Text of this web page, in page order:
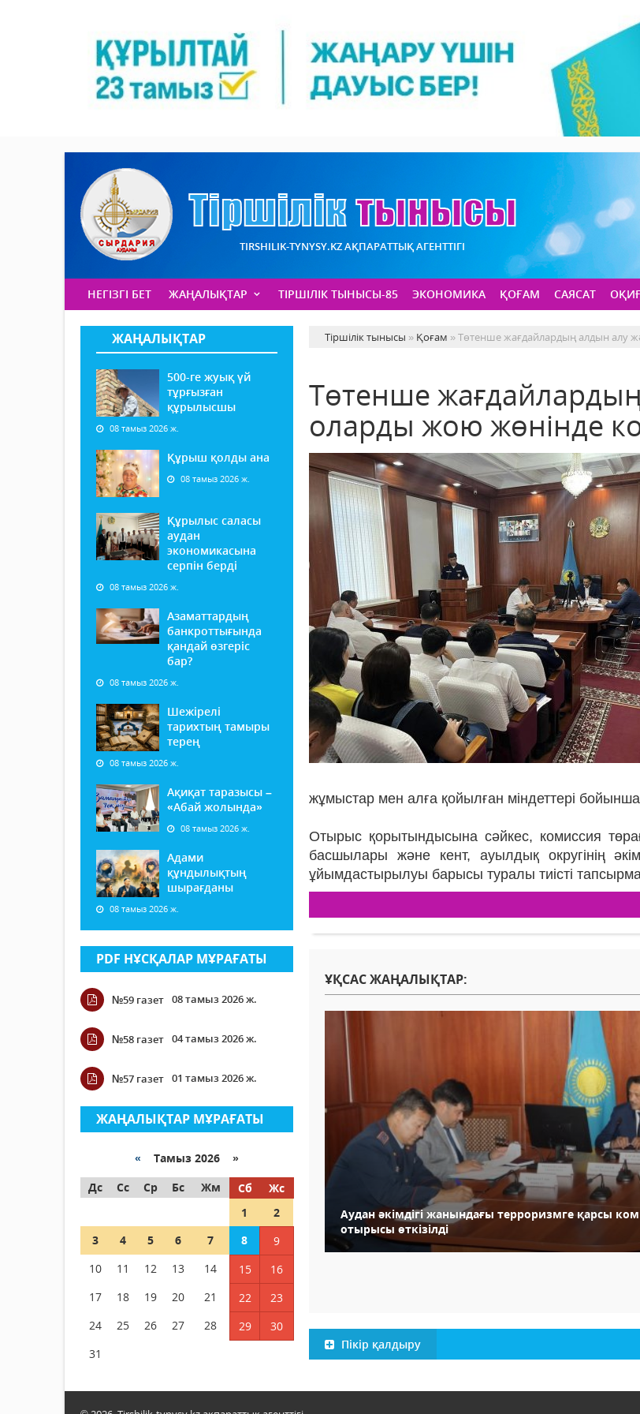
TIRSHILIK-TYNYSY.KZ АҚПАРАТТЫҚ АГЕНТТІГІ
НЕГІЗГІ БЕТ ЖАҢАЛЫҚТАР ТІРШІЛІК ТЫНЫСЫ-85 ЭКОНОМИКА ҚОҒАМ САЯСАТ
ЖАҢАЛЫҚТАР
500-ге жуық үй
тұрғызған
құрылысшы
08 тамыз 2026 ж.
Құрыш қолды ана
08 тамыз 2026 ж.
Құрылыс саласы
аудан
экономикасына
серпін берді
08 тамыз 2026 ж.
Азаматтардың
банкроттығында
қандай өзгеріс
бар?
08 тамыз 2026 ж.
Шежірелі
тарихтың тамыры
терең
08 тамыз 2026 ж.
Ақиқат таразысы –
«Абай жолында»
08 тамыз 2026 ж.
Адами
құндылықтың
шырағданы
08 тамыз 2026 ж.
PDF НҰСҚАЛАР МҰРАҒАТЫ
№59 газет 08 тамыз 2026 ж.
№58 газет 04 тамыз 2026 ж.
№57 газет 01 тамыз 2026 ж.
ЖАҢАЛЫҚТАР МҰРАҒАТЫ
« Тамыз 2026 »
Дс
Сс Ср Бс Жм Сб
Жс
1
2
3
4 5 6 7 8
9
10
11 12 13 14 15
16
17
18 19 20 21 22
23
24
25 26 27 28 29
30
31
Тіршілік тынысы » Қоғам » Төтенше жағдайлардың алдын алу
Төтенше
оларды жою жөнінде
жұмыстар мен алға қойылған міндеттері
Отырыс қорытындысына сәйкес, комиссия
басшылары және кент, ауылдық округінің
ұйымдастырылуы барысы туралы тиісті
ҰҚСАС ЖАҢАЛЫҚТАР:
Аудан әкімдігі жанындағы терроризмге қарсы
отырысы өткізілді
Пікір қалдыру